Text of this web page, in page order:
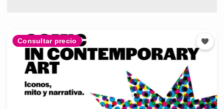
Consultar precio